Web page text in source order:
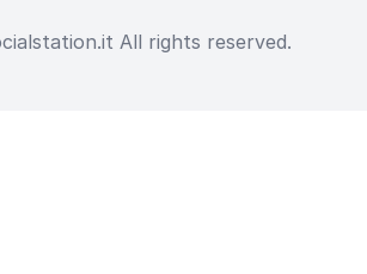
All rights reserved.